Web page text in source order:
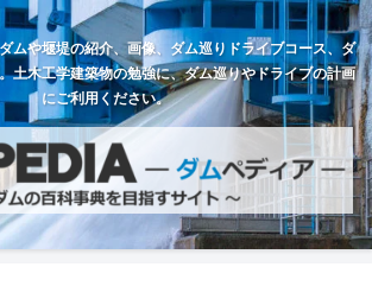
ムや堰堤の紹介、画像、ダム巡りドライブコース、ダ
土木工学建築物の勉強に、ダム巡りやドライブの計画
にご利用ください。